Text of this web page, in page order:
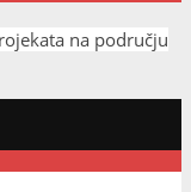
na području